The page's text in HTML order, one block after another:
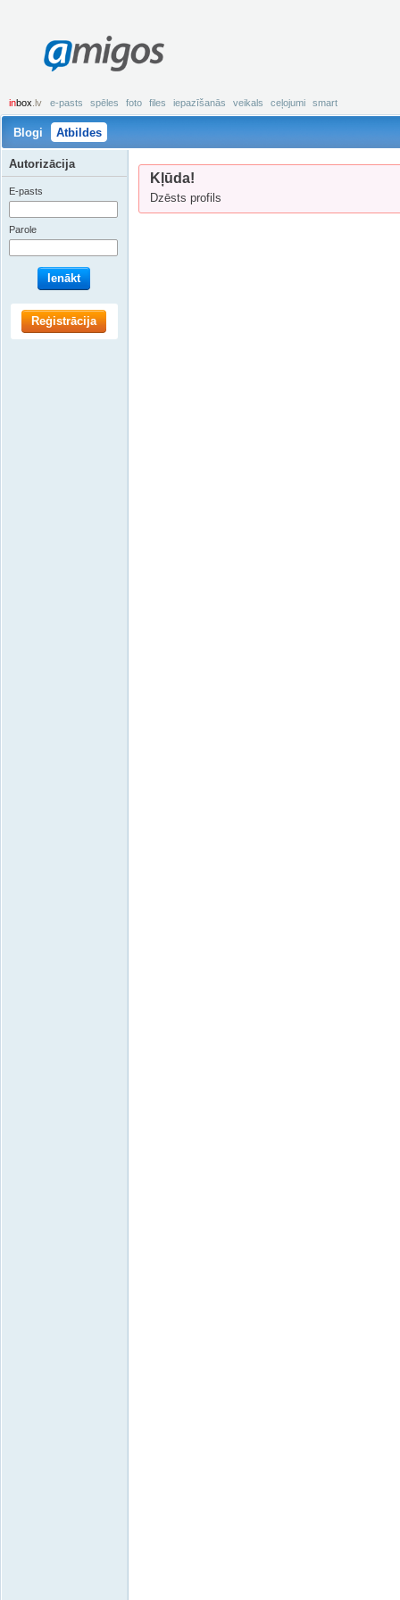
amigos
inbox .lv e-pasts spēles foto files iepazīšanās veikals ceļojumi smart
Blogi Atbildes
Kļūda!
Dzēsts profils
Autorizācija
E-pasts
Parole
Ienākt
Reģistrācija